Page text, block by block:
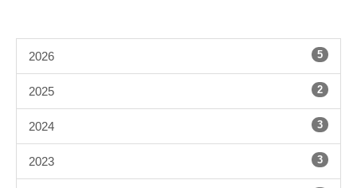
2026 5
2025 2
2024 3
2023 3